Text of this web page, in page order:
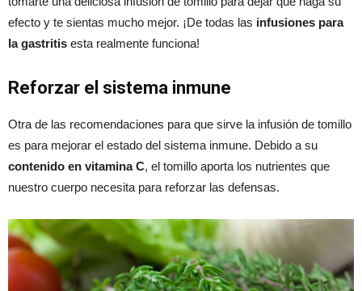
efecto y te sientas mucho mejor. ¡De todas las infusiones para
la gastritis esta realmente funciona!
Reforzar el sistema inmune
Otra de las recomendaciones para que sirve la infusión de tomillo
es para mejorar el estado del sistema inmune. Debido a su
contenido en vitamina C, el tomillo aporta los nutrientes que
nuestro cuerpo necesita para reforzar las defensas.